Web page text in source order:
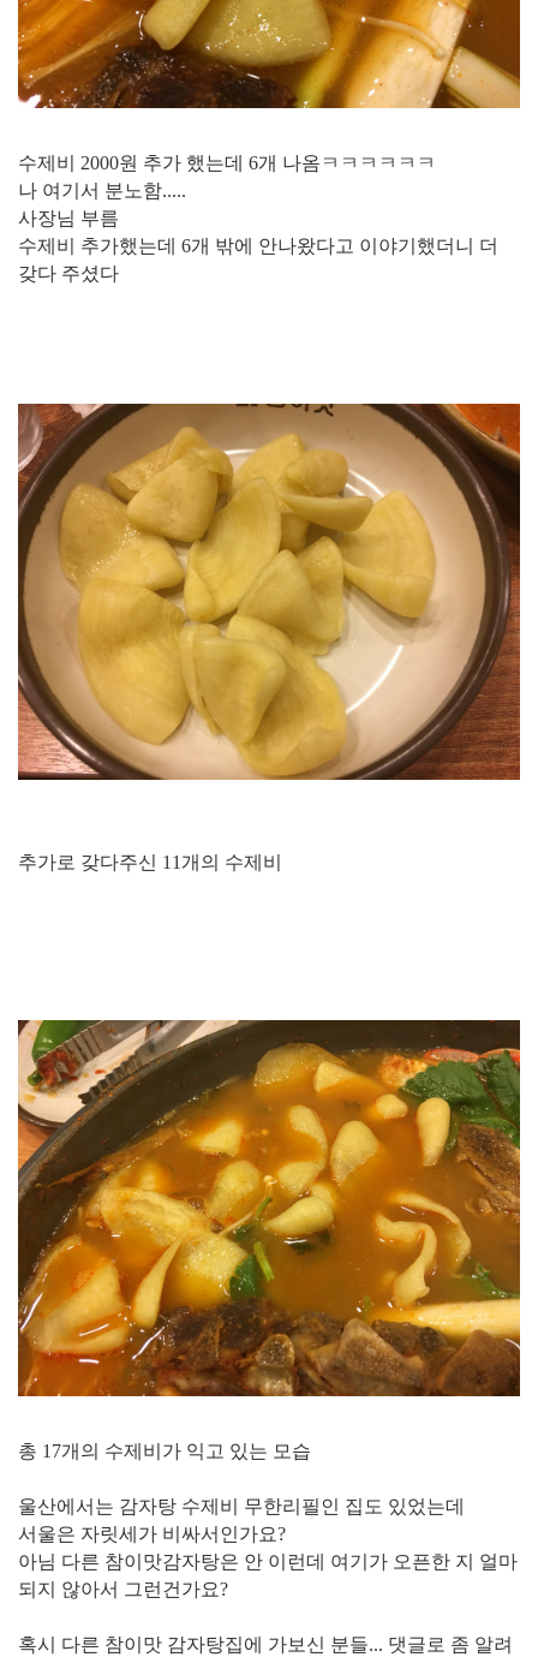
수제비 2000원 추가 했는데 6개 나옴ㅋㅋㅋㅋㅋㅋ
나 여기서 분노함.....
사장님 부름
수제비 추가했는데 6개 밖에 안나왔다고 이야기했더니 더
갖다 주셨다
추가로 갖다주신 11개의 수제비
총 17개의 수제비가 익고 있는 모습
울산에서는 감자탕 수제비 무한리필인 집도 있었는데
서울은 자릿세가 비싸서인가요?
아님 다른 참이맛감자탕은 안 이런데 여기가 오픈한 지 얼마
되지 않아서 그런건가요?
혹시 다른 참이맛 감자탕집에 가보신 분들... 댓글로 좀 알려